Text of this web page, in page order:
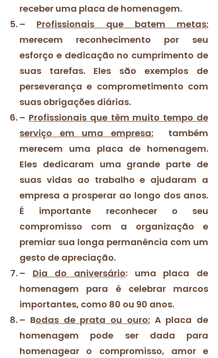
receber uma placa de homenagem.
– Profissionais que batem metas:
merecem reconhecimento por seu
esforço e dedicação no cumprimento de
suas tarefas. Eles são exemplos de
perseverança e comprometimento com
suas obrigações diárias.
– Profissionais que têm muito tempo de
serviço em uma empresa:também
merecem uma placa de homenagem.
Eles dedicaram uma grande parte de
suas vidas ao trabalho e ajudaram a
empresa a prosperar ao longo dos anos.
É importante reconhecer o seu
compromisso com a organização e
premiar sua longa permanência com um
gesto de apreciação.
– Dia do aniversário: uma placa de
homenagem para é celebrar marcos
importantes, como 80 ou 90 anos.
– Bodas de prata ou ouro:A placa de
homenagem pode ser dada para
homenagear o compromisso, amor e